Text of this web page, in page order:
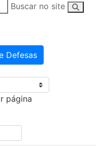
Buscar no site
Defesas
página